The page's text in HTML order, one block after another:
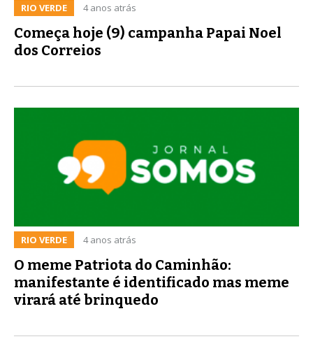
RIO VERDE 4 anos atrás
Começa hoje (9) campanha Papai Noel
dos Correios
RIO VERDE 4 anos atrás
O meme Patriota do Caminhão:
manifestante é identificado mas meme
virará até brinquedo